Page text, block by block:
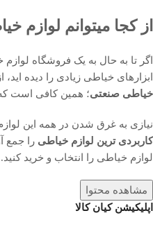
از کجا میتوانم لوازم
اگر تا به حال به یک فروشگاه
ابزارهای خیاطی زیادی را دیده اید، از
خیاطی صنعتی؛ همین کافی است
نیازی به غرق شدن در همه این
کاربردی ترین لوازم خیاطی را جمع
لوازم خیاطی را انتخاب و خرید کنید.
مشاهده محتوا
اپلیکیشن کیان کالا